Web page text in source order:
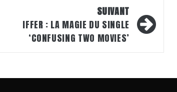
SUIVANT
IFFER : LA MAGIE DU SINGLE
‘CONFUSING TWO MOVIES’